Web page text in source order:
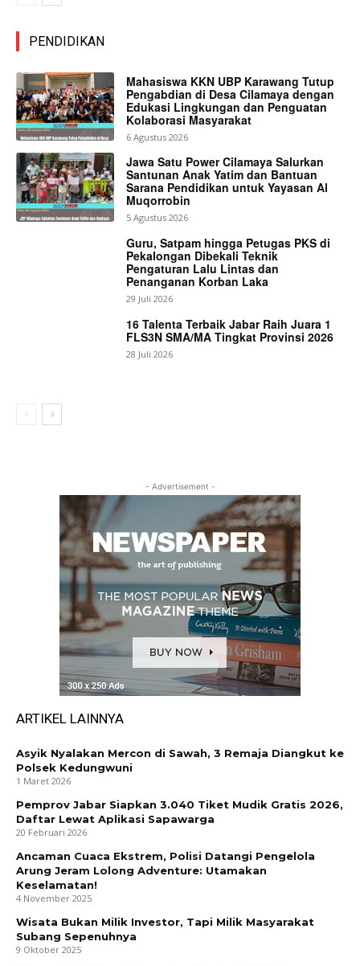
PENDIDIKAN
Mahasiswa KKN UBP Karawang Tutup
Pengabdian di Desa Cilamaya dengan
Edukasi Lingkungan dan Penguatan
Kolaborasi Masyarakat
6 Agustus 2026
Jawa Satu Power Cilamaya Salurkan
Santunan Anak Yatim dan Bantuan
Sarana Pendidikan untuk Yayasan Al
Muqorrobin
5 Agustus 2026
Guru, Satpam hingga Petugas PKS di
Pekalongan Dibekali Teknik
Pengaturan Lalu Lintas dan
Penanganan Korban Laka
29 Juli 2026
16 Talenta Terbaik Jabar Raih Juara 1
FLS3N SMA/MA Tingkat Provinsi 2026
28 Juli 2026
- Advertisement -
ARTIKEL LAINNYA
Asyik Nyalakan Mercon di Sawah, 3 Remaja Diangkut ke
Polsek Kedungwuni
1 Maret 2026
Pemprov Jabar Siapkan 3.040 Tiket Mudik Gratis 2026,
Daftar Lewat Aplikasi Sapawarga
20 Februari 2026
Ancaman Cuaca Ekstrem, Polisi Datangi Pengelola
Arung Jeram Lolong Adventure: Utamakan
Keselamatan!
4 November 2025
Wisata Bukan Milik Investor, Tapi Milik Masyarakat
Subang Sepenuhnya
9 Oktober 2025